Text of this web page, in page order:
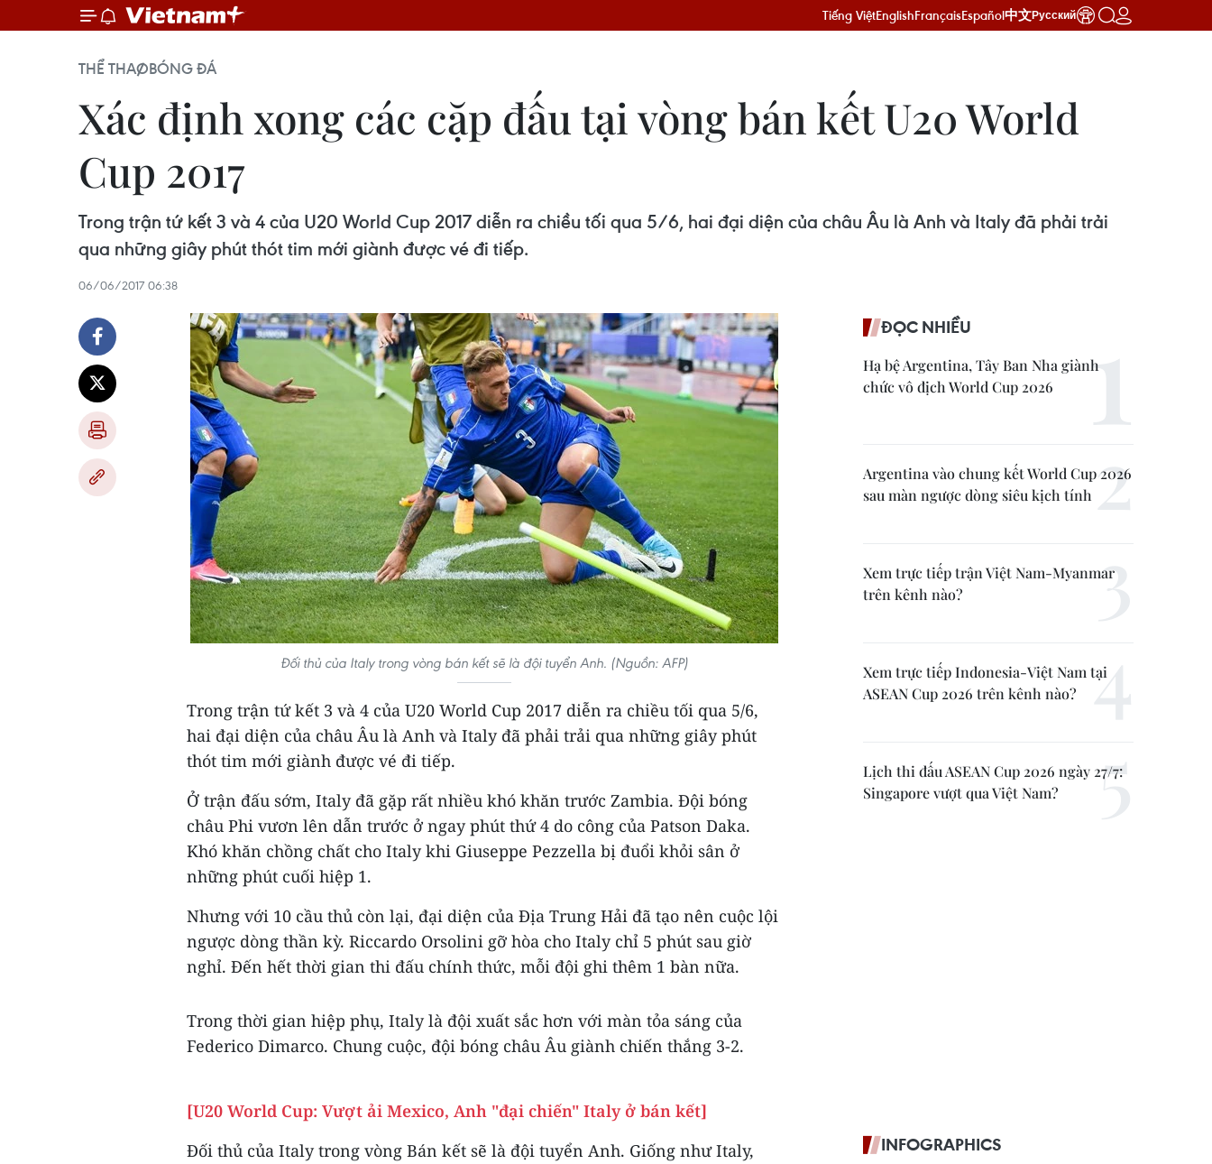
Tiếng ViệtEnglishFrançaisEspañol中文Русский
THỂ THAOBÓNG ĐÁ
Xác định xong các cặp đấu tại vòng bán kết U20 World
Cup 2017
Trong trận tứ kết 3 và 4 của U20 World Cup 2017 diễn ra chiều tối qua 5/6, hai đại diện của châu Âu là Anh và Italy đã phải trải
qua những giây phút thót tim mới giành được vé đi tiếp.
06/06/2017 06:38
Đối thủ của Italy trong vòng bán kết sẽ là đội tuyển Anh. (Nguồn: AFP)
Trong trận tứ kết 3 và 4 của U20 World Cup 2017 diễn ra chiều tối qua 5/6,
hai đại diện của châu Âu là Anh và Italy đã phải trải qua những giây phút
thót tim mới giành được vé đi tiếp.
Ở trận đấu sớm, Italy đã gặp rất nhiều khó khăn trước Zambia. Đội bóng
châu Phi vươn lên dẫn trước ở ngay phút thứ 4 do công của Patson Daka.
Khó khăn chồng chất cho Italy khi Giuseppe Pezzella bị đuổi khỏi sân ở
những phút cuối hiệp 1.
Nhưng với 10 cầu thủ còn lại, đại diện của Địa Trung Hải đã tạo nên cuộc lội
ngược dòng thần kỳ. Riccardo Orsolini gỡ hòa cho Italy chỉ 5 phút sau giờ
nghỉ. Đến hết thời gian thi đấu chính thức, mỗi đội ghi thêm 1 bàn nữa.
Trong thời gian hiệp phụ, Italy là đội xuất sắc hơn với màn tỏa sáng của
Federico Dimarco. Chung cuộc, đội bóng châu Âu giành chiến thắng 3-2.
[U20 World Cup: Vượt ải Mexico, Anh "đại chiến" Italy ở bán kết]
Đối thủ của Italy trong vòng Bán kết sẽ là đội tuyển Anh. Giống như Italy,
ĐỌC NHIỀU
Hạ bệ Argentina, Tây Ban Nha giành
chức vô địch World Cup 2026
Argentina vào chung kết World Cup 2026
sau màn ngược dòng siêu kịch tính
Xem trực tiếp trận Việt Nam-Myanmar
trên kênh nào?
Xem trực tiếp Indonesia-Việt Nam tại
ASEAN Cup 2026 trên kênh nào?
Lịch thi đấu ASEAN Cup 2026 ngày 27/7:
Singapore vượt qua Việt Nam?
INFOGRAPHICS